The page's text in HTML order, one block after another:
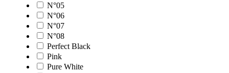
N°05
N°06
N°07
N°08
Perfect Black
Pink
Pure White